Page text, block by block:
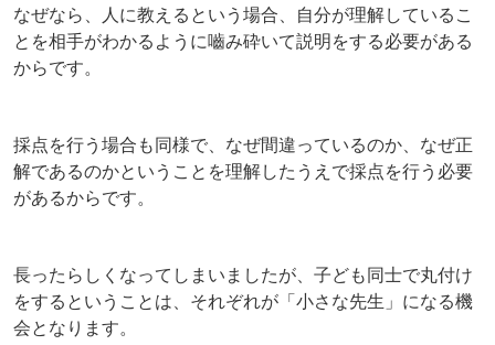
なぜなら、人に教えるという場合、自分が理解しているこ
とを相手がわかるように嚙み砕いて説明をする必要がある
からです。
採点を行う場合も同様で、なぜ間違っているのか、なぜ正
解であるのかということを理解したうえで採点を行う必要
があるからです。
長ったらしくなってしまいましたが、子ども同士で丸付け
をするということは、それぞれが「小さな先生」になる機
会となります。